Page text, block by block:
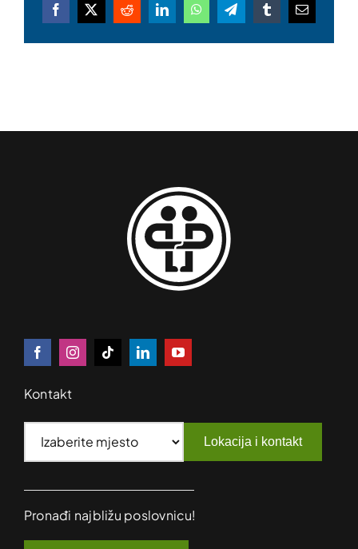
Facebook
X RedditLinkedInWhatsAppTelegramTumblrEmail
Kontakt
Lokacija i kontakt
Pronađi najbližu poslovnicu!